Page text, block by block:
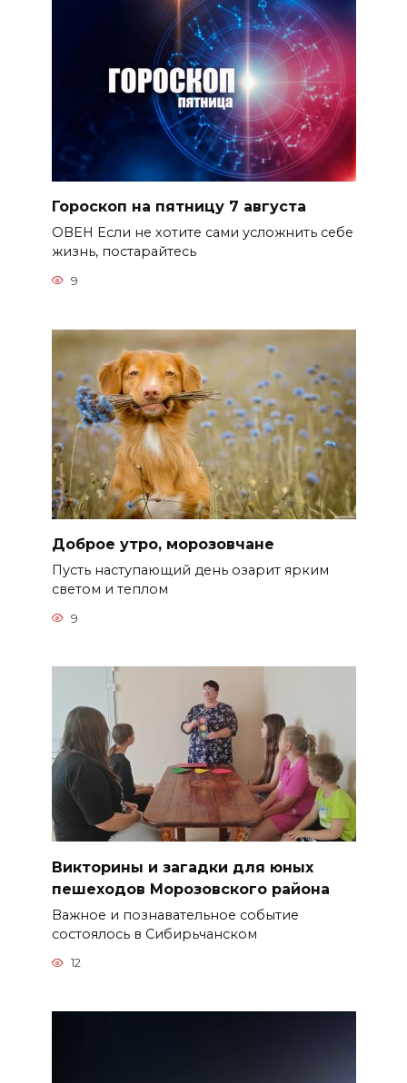
Гороскоп на пятницу 7 августа
ОВЕН Если не хотите сами усложнить себе
жизнь, постарайтесь
9
Доброе утро, морозовчане
Пусть наступающий день озарит ярким
светом и теплом
9
Викторины и загадки для юных
пешеходов Морозовского района
Важное и познавательное событие
состоялось в Сибирьчанском
12